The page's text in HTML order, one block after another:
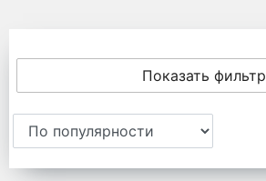
Показать фильтр